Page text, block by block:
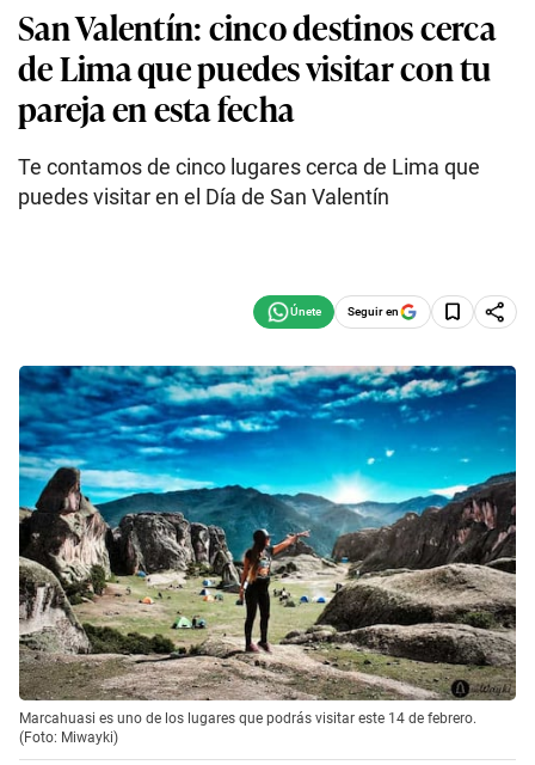
San Valentín: cinco destinos cerca
de Lima que puedes visitar con tu
pareja en esta fecha
Te contamos de cinco lugares cerca de Lima que
puedes visitar en el Día de San Valentín
Seguir en
Marcahuasi es uno de los lugares que podrás visitar este 14 de febrero.
(Foto: Miwayki)